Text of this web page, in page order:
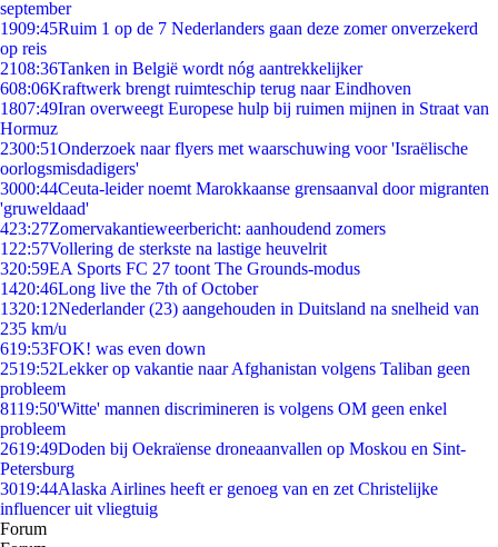
september
1909:45Ruim 1 op de 7 Nederlanders gaan deze zomer onverzekerd
op reis
2108:36Tanken in België wordt nóg aantrekkelijker
608:06Kraftwerk brengt ruimteschip terug naar Eindhoven
1807:49Iran overweegt Europese hulp bij ruimen mijnen in Straat van
Hormuz
2300:51Onderzoek naar flyers met waarschuwing voor 'Israëlische
oorlogsmisdadigers'
3000:44Ceuta-leider noemt Marokkaanse grensaanval door migranten
'gruweldaad'
423:27Zomervakantieweerbericht: aanhoudend zomers
1 22:57Vollering de sterkste na lastige heuvelrit
320:59EA Sports FC 27 toont The Grounds-modus
1420:46Long live the 7th of October
1320:12Nederlander (23) aangehouden in Duitsland na snelheid van
235 km/u
619:53FOK! was even down
2519:52Lekker op vakantie naar Afghanistan volgens Taliban geen
probleem
8119:50'Witte' mannen discrimineren is volgens OM geen enkel
probleem
2619:49Doden bij Oekraïense droneaanvallen op Moskou en Sint-
Petersburg
3019:44Alaska Airlines heeft er genoeg van en zet Christelijke
influencer uit vliegtuig
Forum